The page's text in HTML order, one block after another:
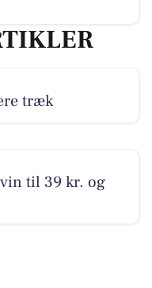
træk
til 39 kr. og